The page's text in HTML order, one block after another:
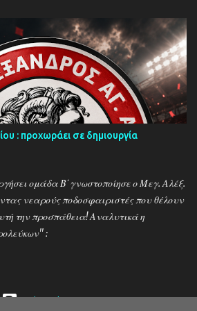
Παρακάτω δείτε φωτοστιγμές
δραμινής ομάδας μέσα απο τον φακό της
του Καλαμπακίου ενώ δηλώσεις
Βασίλης (προπονητής) , Βαβλιάκης
και οι ποδοσφαιριστές Μάριος
: προχωράει σε δημιουργία
ομάδα Β΄γνωστοποίησε ο Μεγ. Αλέξ.
νεαρούς ποδοσφαιριστές που θέλουν
την προσπάθεια! Αναλυτικά η
:
Από το Blogger